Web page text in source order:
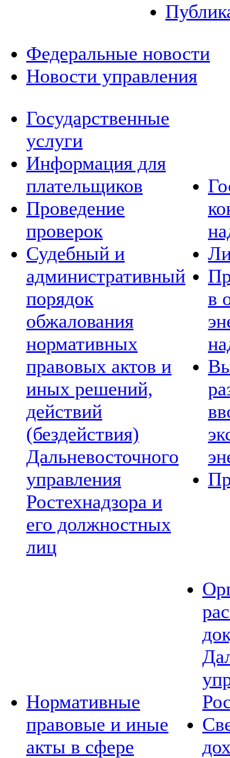
Федеральные новости
Новости управления
Государственные
услуги
Информация для
плательщиков
Проведение
проверок
Судебный и
административный
порядок
обжалования
нормативных
правовых актов и
иных решений,
действий
(бездействия)
Дальневосточного
управления
Ростехнадзора и
его должностных
лиц
в
Нормативные
правовые и иные
акты в сфере